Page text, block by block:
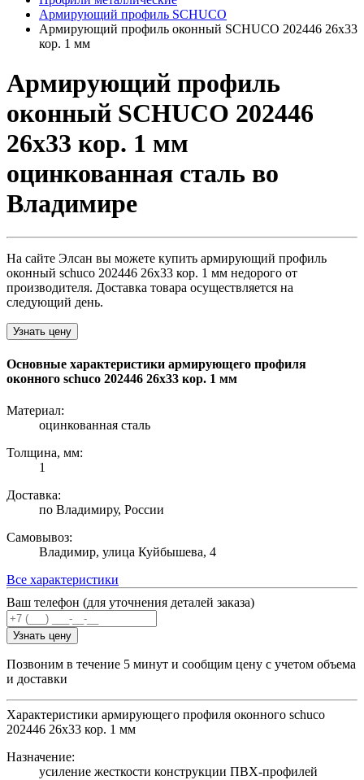
Армирующий профиль SCHUCO
Армирующий профиль оконный SCHUCO 202446 26х33
кор. 1 мм
Армирующий профиль
оконный SCHUCO 202446
26х33 кор. 1 мм
оцинкованная сталь во
Владимире
На сайте Элсан вы можете купить армирующий профиль
оконный schuco 202446 26х33 кор. 1 мм недорого от
производителя. Доставка товара осуществляется на
следующий день.
Узнать цену
Основные характеристики армирующего профиля
оконного schuco 202446 26х33 кор. 1 мм
Материал:
оцинкованная сталь
Толщина, мм:
1
Доставка:
по Владимиру, России
Самовывоз:
Владимир, улица Куйбышева, 4
Все характеристики
Ваш телефон (для уточнения деталей заказа)
Узнать цену
Позвоним в течение 5 минут и сообщим цену с учетом объема
и доставки
Характеристики армирующего профиля оконного schuco
202446 26х33 кор. 1 мм
Назначение:
усиление жесткости конструкции ПВХ-профилей